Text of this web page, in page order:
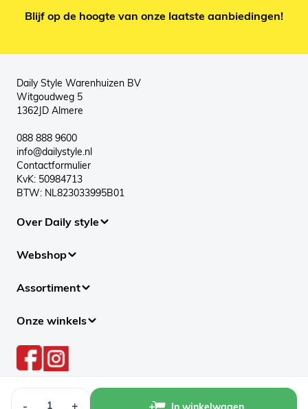
- +
Blijf op de hoogte van onze laatste aanbiedingen!
Daily Style Warenhuizen BV
Witgoudweg 5
1362JD Almere
088 888 9600
info@dailystyle.nl
Contactformulier
KvK: 50984713
BTW: NL823033995B01
Over Daily style
Webshop
Assortiment
Onze winkels